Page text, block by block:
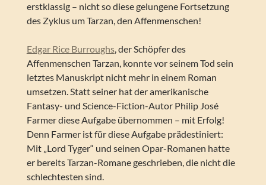
erstklassig – nicht so diese gelungene Fortsetzung
des Zyklus um Tarzan, den Affenmenschen!
Edgar Rice Burroughs, der Schöpfer des
Affenmenschen Tarzan, konnte vor seinem Tod sein
letztes Manuskript nicht mehr in einem Roman
umsetzen. Statt seiner hat der amerikanische
Fantasy- und Science-Fiction-Autor Philip José
Farmer diese Aufgabe übernommen – mit Erfolg!
Denn Farmer ist für diese Aufgabe prädestiniert:
Mit „Lord Tyger“ und seinen Opar-Romanen hatte
er bereits Tarzan-Romane geschrieben, die nicht die
schlechtesten sind.